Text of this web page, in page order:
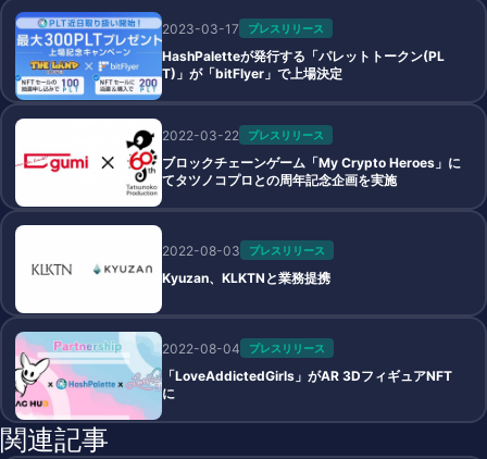
2023-03-17 プレスリリース
HashPaletteが発行する「パレットトークン(PL
T)」が「bitFlyer」で上場決定
2022-03-22 プレスリリース
ブロックチェーンゲーム「My Crypto Heroes」に
てタツノコプロとの周年記念企画を実施
2022-08-03 プレスリリース
Kyuzan、KLKTNと業務提携
2022-08-04 プレスリリース
「LoveAddictedGirls」がAR 3DフィギュアNFT
に
関連記事